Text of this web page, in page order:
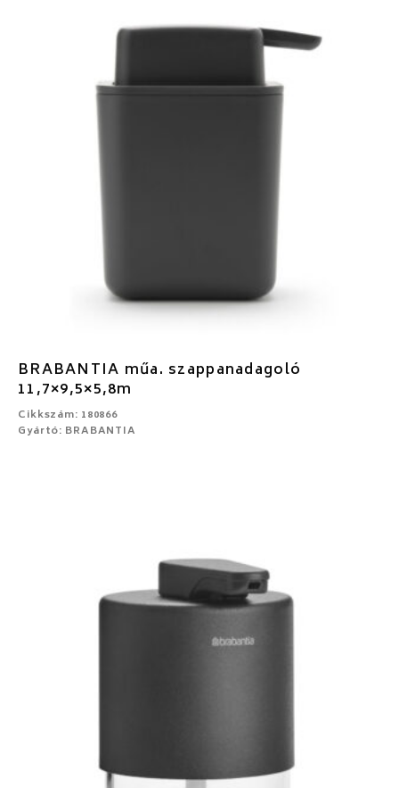
BRABANTIA műa. szappanadagoló
11,7×9,5×5,8m
Cikkszám: 180866
Gyártó: BRABANTIA